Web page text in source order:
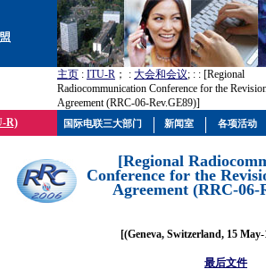
主页 : ITU-R ； : 大会和会议; : : [Regional
Radiocommunication Conference for the
Agreement (RRC-06-Rev.GE89)]
R)
[Regional
Conference for the
Agreement (RRC-06-
[(Geneva, Switzerland, 15
最后文件
国际电联三大部门 新闻室 各项活动